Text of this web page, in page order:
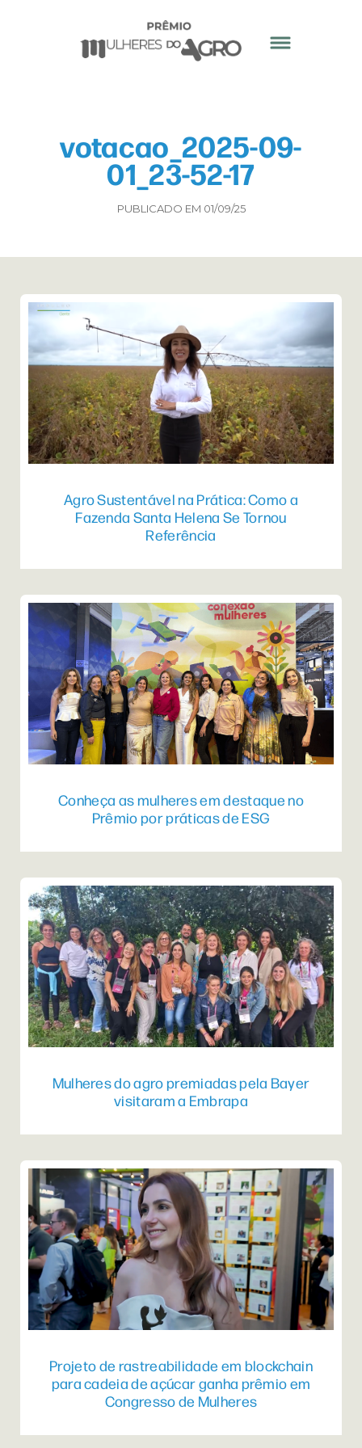
votacao_2025-09-
01_23-52-17
PUBLICADO EM 01/09/25
Agro Sustentável na Prática: Como a
Fazenda Santa Helena Se Tornou
Referência
Conheça as mulheres em destaque no
Prêmio por práticas de ESG
Mulheres do agro premiadas pela Bayer
visitaram a Embrapa
Projeto de rastreabilidade em blockchain
para cadeia de açúcar ganha prêmio em
Congresso de Mulheres